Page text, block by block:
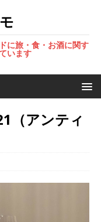
に旅・食・お酒に関す
います
（アンティ